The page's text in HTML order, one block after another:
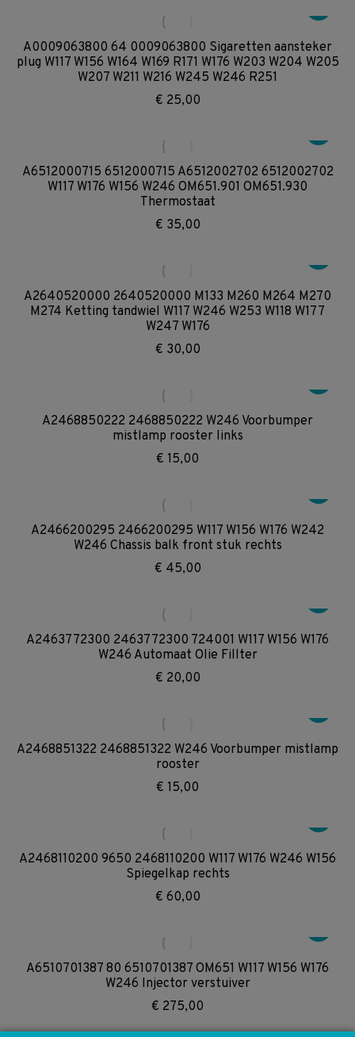
A0009063800 64 0009063800 Sigaretten aansteker
plug W117 W156 W164 W169 R171 W176 W203 W204 W205
W207 W211 W216 W245 W246 R251
€ 25,00
A6512000715 6512000715 A6512002702 6512002702
W117 W176 W156 W246 OM651.901 OM651.930
Thermostaat
€ 35,00
A2640520000 2640520000 M133 M260 M264 M270
M274 Ketting tandwiel W117 W246 W253 W118 W177
W247 W176
€ 30,00
A2468850222 2468850222 W246 Voorbumper
mistlamp rooster links
€ 15,00
A2466200295 2466200295 W117 W156 W176 W242
W246 Chassis balk front stuk rechts
€ 45,00
A2463772300 2463772300 724001 W117 W156 W176
W246 Automaat Olie Fillter
€ 20,00
A2468851322 2468851322 W246 Voorbumper mistlamp
rooster
€ 15,00
A2468110200 9650 2468110200 W117 W176 W246 W156
Spiegelkap rechts
€ 60,00
A6510701387 80 6510701387 OM651 W117 W156 W176
W246 Injector verstuiver
€ 275,00